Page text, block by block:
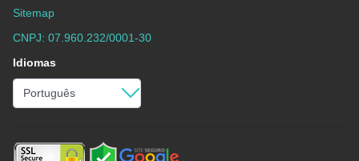
Sitemap
CNPJ: 07.960.232/0001-30
Idiomas